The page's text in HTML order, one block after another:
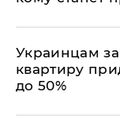
Украинцам
квартиру
до 50%